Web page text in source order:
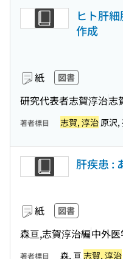
ヒト肝
作成
紙 図書
研究代表者志賀淳治志
著者標目 志賀, 淳治原沢,
肝疾患 :
紙 図書
森亘,志賀淳治編中外
著者標目 森, 亘 志賀, 淳治